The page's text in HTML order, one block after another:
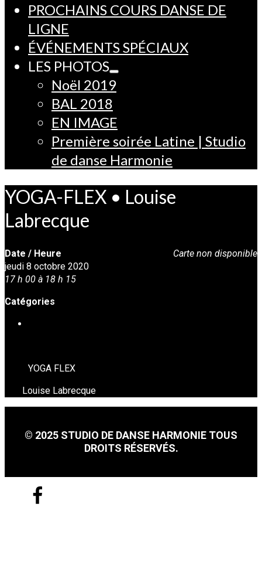
PROCHAINS COURS DANSE DE
LIGNE
ÉVÉNEMENTS SPÉCIAUX
LES PHOTOS
Noël 2019
BAL 2018
EN IMAGE
Première soirée Latine | Studio
de danse Harmonie
YOGA-FLEX • Louise
Labrecque
Carte non disponible
Date / Heure
jeudi 8 octobre 2020
17 h 00 à 18 h 15
Catégories
YOGA FLEX
Louise Labrecque
© 2025 STUDIO DE DANSE HARMONIE TOUS
DROITS RÉSERVÉS.